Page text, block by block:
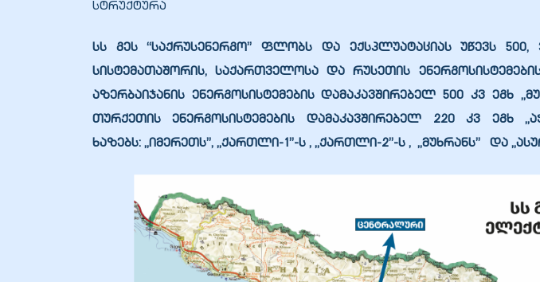
სტრუქტურა
სს გეს “საქრუსენერგო” ფლობს და ექსპლუატაციას უწევს
სისტემათაშორის, საქართველოსა და რუსეთის
აზერბაიჯანის ენერგოსისტემების დამაკავშირებელ500 კვ ეგხ
თურქეთის ენერგოსისტემების დამაკავშირებელ 220 კვ ეგხ
ხაზებს: „იმერეთს”, „ქართლი-1”-ს , „ქართლი-2”-ს , „მუხრანს”და